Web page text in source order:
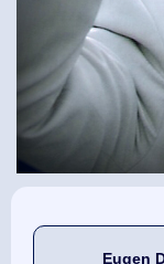
Eugen